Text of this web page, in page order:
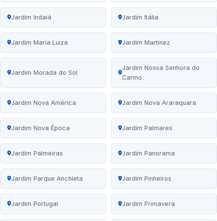
Jardim Indaiá Jardim Itália
Jardim Maria Luiza Jardim Martinez
Jardim Morada do Sol
Jardim Nossa Senhora do
Carmo
Jardim Nova América Jardim Nova Araraquara
Jardim Nova Época Jardim Palmares
Jardim Palmeiras Jardim Panorama
Jardim Parque Anchieta Jardim Pinheiros
Jardim Portugal Jardim Primavera